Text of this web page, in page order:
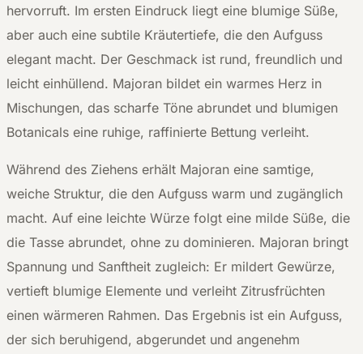
hervorruft. Im ersten Eindruck liegt eine blumige Süße,
aber auch eine subtile Kräutertiefe, die den Aufguss
elegant macht. Der Geschmack ist rund, freundlich und
leicht einhüllend. Majoran bildet ein warmes Herz in
Mischungen, das scharfe Töne abrundet und blumigen
Botanicals eine ruhige, raffinierte Bettung verleiht.
Während des Ziehens erhält Majoran eine samtige,
weiche Struktur, die den Aufguss warm und zugänglich
macht. Auf eine leichte Würze folgt eine milde Süße, die
die Tasse abrundet, ohne zu dominieren. Majoran bringt
Spannung und Sanftheit zugleich: Er mildert Gewürze,
vertieft blumige Elemente und verleiht Zitrusfrüchten
einen wärmeren Rahmen. Das Ergebnis ist ein Aufguss,
der sich beruhigend, abgerundet und angenehm